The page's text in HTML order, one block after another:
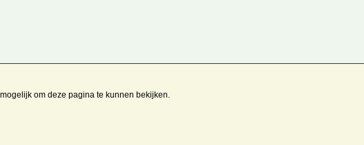
om deze pagina te kunnen bekijken.